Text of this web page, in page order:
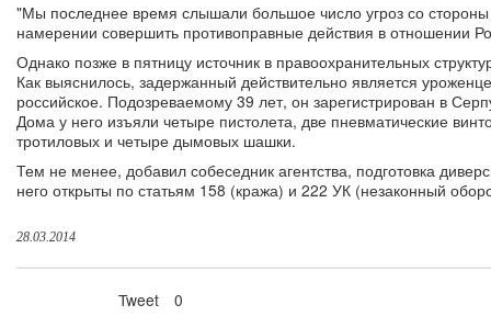
"Мы последнее время слышали большое число угроз со стороны
намерении совершить противоправные действия в отношении
Однако позже в пятницу источник в правоохранительных
Как выяснилось, задержанный действительно является
российское. Подозреваемому 39 лет, он зарегистрирован в
Дома у него изъяли четыре пистолета, две пневматические
тротиловых и четыре дымовых шашки.
Тем не менее, добавил собеседник агентства, подготовка
него открыты по статьям 158 (кража) и 222 УК (незаконный
28.03.2014
Tweet
0